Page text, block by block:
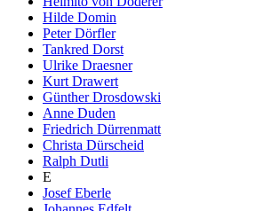
Hilde Domin
Peter Dörfler
Tankred Dorst
Ulrike Draesner
Kurt Drawert
Günther Drosdowski
Anne Duden
Friedrich Dürrenmatt
Christa Dürscheid
Ralph Dutli
E
Josef Eberle